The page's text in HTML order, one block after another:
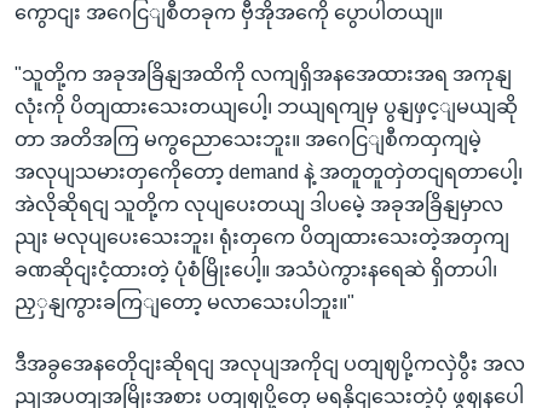
ကွောငျး အဂေငြျစီတခုက ဗှီအိုအကေို ပွောပါတယျ။
"သူတို့က အခုအခြိနျအထိကို လကျရှိအနအေထားအရ အကုနျ
လုံးကို ပိတျထားသေးတယျပေါ့၊ ဘယျရကျမှ ပွနျဖှင့ျမယျဆို
တာ အတိအကြ မကွညောသေးဘူး။ အဂေငြျစီကထှကျမဲ့
အလုပျသမားတှကေိုတော့ demand နဲ့ အတူတူတှဲတငျရတာပေါ့၊
အဲလိုဆိုရငျ သူတို့က လုပျပေးတယျ ဒါပမေဲ့ အခုအခြိနျမှာလ
ညျး မလုပျပေးသေးဘူး၊ ရုံးတှကေ ပိတျထားသေးတဲ့အတှကျ
ခဏဆိုငျးငံ့ထားတဲ့ ပုံစံမြိုးပေါ့။ အသံပဲကွားနရေဆဲ ရှိတာပါ၊
ညှှနျကွားခကြျတော့ မလာသေးပါဘူး။"
ဒီအခွအေနတေိုငျးဆိုရငျ အလုပျအကိုငျ ပတျဈပို့ကလှဲပွီး အလ
ညျအပတျအမြိုးအစား ပတျဈပို့တှေ မရနိုငျသေးတဲ့ပုံ ဖွဈနပေါ